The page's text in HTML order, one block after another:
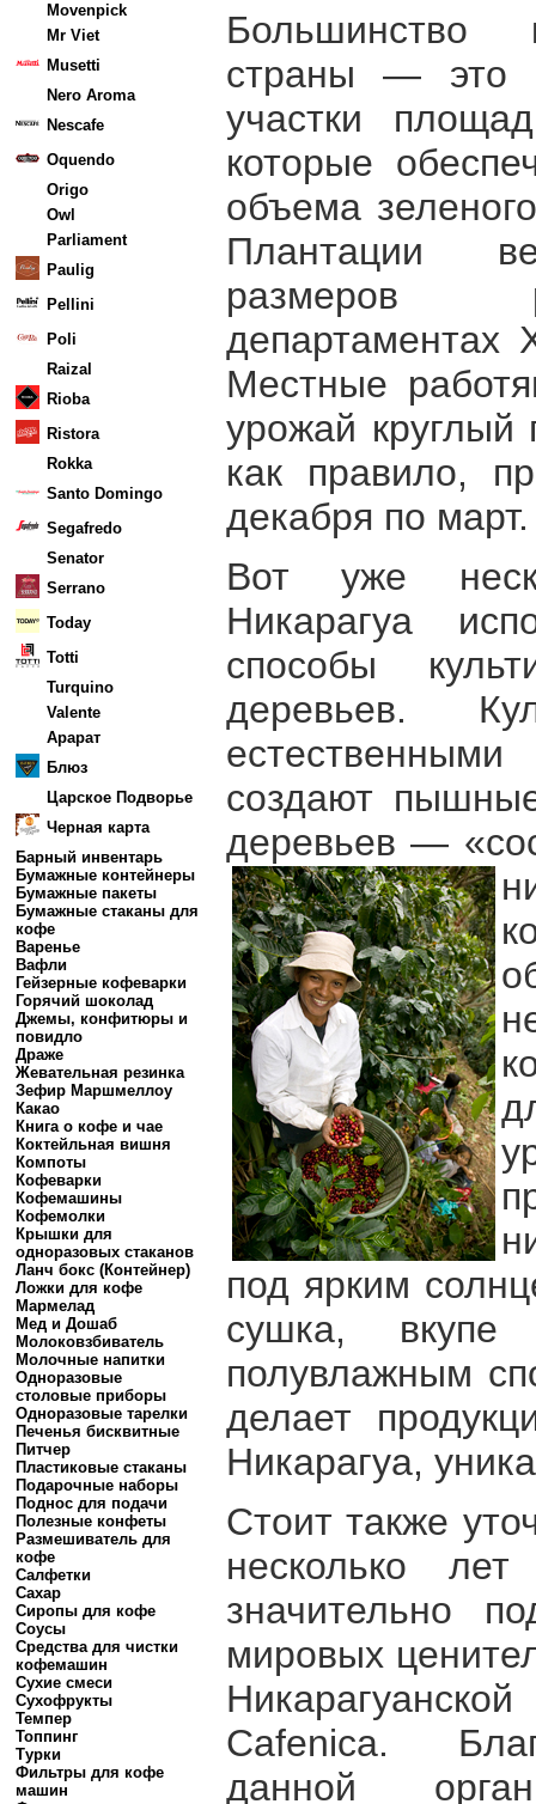
Movenpick
Mr Viet
Musetti
Nero Aroma
Nescafe
Oquendo
Origo
Owl
Parliament
Paulig
Pellini
Poli
Raizal
Rioba
Ristora
Rokka
Santo Domingo
Segafredo
Senator
Serrano
Today
Totti
Turquino
Valente
Арарат
Блюз
Царское Подворье
Черная карта
Барный инвентарь
Бумажные контейнеры
Бумажные пакеты
Бумажные стаканы для
кофе
Варенье
Вафли
Гейзерные кофеварки
Горячий шоколад
Джемы, конфитюры и
повидло
Драже
Жевательная резинка
Зефир Маршмеллоу
Какао
Книга о кофе и чае
Коктейльная вишня
Компоты
Кофеварки
Кофемашины
Кофемолки
Крышки для
одноразовых стаканов
Ланч бокс (Контейнер)
Ложки для кофе
Мармелад
Мед и Дошаб
Молоковзбиватель
Молочные напитки
Одноразовые
столовые приборы
Одноразовые тарелки
Печенья бисквитные
Питчер
Пластиковые стаканы
Подарочные наборы
Поднос для подачи
Полезные конфеты
Размешиватель для
кофе
Салфетки
Сахар
Сиропы для кофе
Соусы
Средства для чистки
кофемашин
Сухие смеси
Сухофрукты
Темпер
Топпинг
Турки
Фильтры для кофе
машин
Большинство
страны — это
участки
которые
объема
Плантации
размеров
департаментах
Местные
урожай круглый
как правило,
декабря по март.
Вот уже
Никарагуа
способы
деревьев.
создают
деревьев —
под ярким
сушка,
полувлажным
делает
Никарагуа,
Стоит также
несколько лет
значительно
мировых
Cafenica.
данной